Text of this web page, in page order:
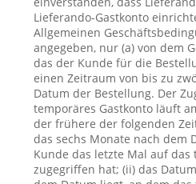
Lieferando-Gastkonto
Allgemeinen
angegeben, nur (a) von dem
das der Kunde für die
einen Zeitraum von bis zu
Datum der Bestellung. Der
temporäres Gastkonto läuft
der frühere der folgenden
das sechs Monate nach dem
Kunde das letzte Mal auf das
zugegriffen hat; (ii) das